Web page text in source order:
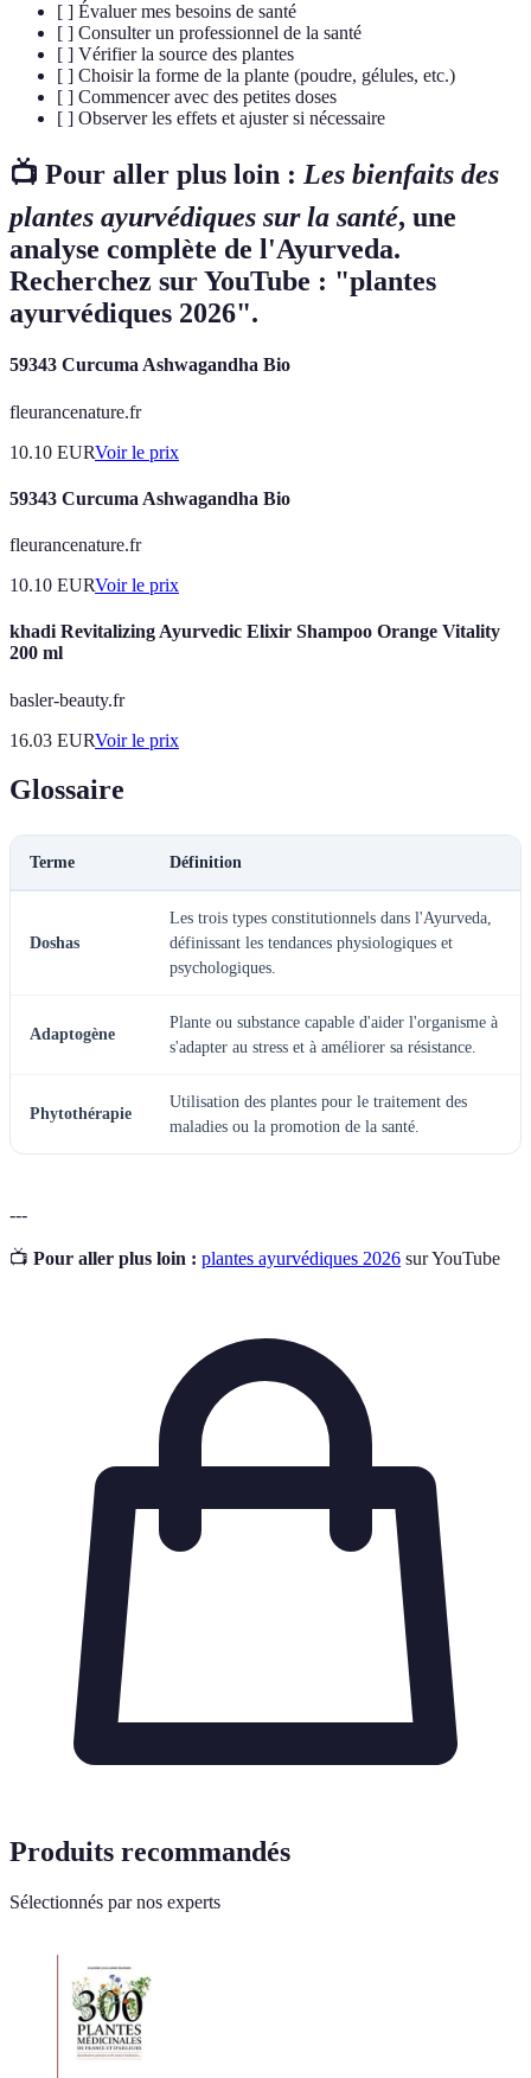
[ ] Évaluer mes besoins de santé
[ ] Consulter un professionnel de la santé
[ ] Vérifier la source des plantes
[ ] Choisir la forme de la plante (poudre, gélules, etc.)
[ ] Commencer avec des petites doses
[ ] Observer les effets et ajuster si nécessaire
📺 Pour aller plus loin : Les bienfaits des
plantes ayurvédiques sur la santé, une
analyse complète de l'Ayurveda.
Recherchez sur YouTube : "plantes
ayurvédiques 2026".
59343 Curcuma Ashwagandha Bio
fleurancenature.fr
10.10 EURVoir le prix
59343 Curcuma Ashwagandha Bio
fleurancenature.fr
10.10 EURVoir le prix
khadi Revitalizing Ayurvedic Elixir Shampoo Orange Vitality
200 ml
basler-beauty.fr
16.03 EURVoir le prix
Glossaire
Terme Définition
Doshas
Les trois types constitutionnels dans l'Ayurveda,
définissant les tendances physiologiques et
psychologiques.
Adaptogène
Plante ou substance capable d'aider l'organisme à
s'adapter au stress et à améliorer sa résistance.
Phytothérapie
Utilisation des plantes pour le traitement des
maladies ou la promotion de la santé.
---
📺 Pour aller plus loin : plantes ayurvédiques 2026 sur YouTube
Produits recommandés
Sélectionnés par nos experts